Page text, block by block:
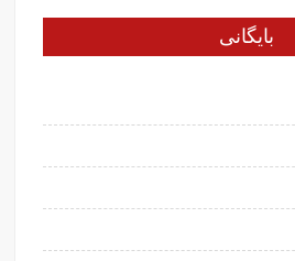
بایگانی